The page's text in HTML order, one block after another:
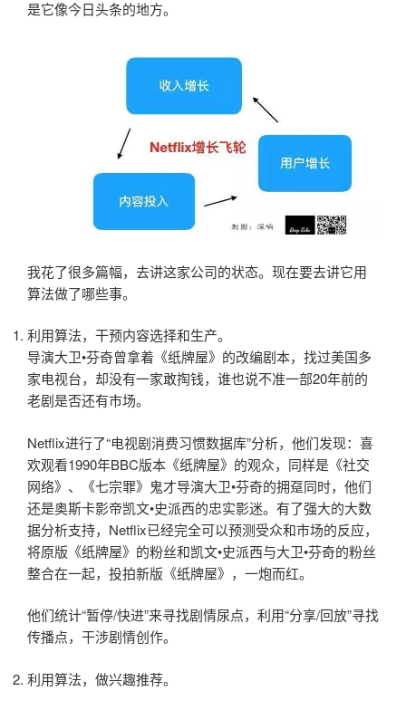
是它像今日头条的地方。
我花了很多篇幅，去讲这家公司的状态。现在要去讲它用
算法做了哪些事。
利用算法，干预内容选择和生产。
导演大卫•芬奇曾拿着《纸牌屋》的改编剧本，找过美国多
家电视台，却没有一家敢掏钱，谁也说不准一部20年前的
老剧是否还有市场。
Netflix进行了“电视剧消费习惯数据库”分析，他们发现：喜
欢观看1990年BBC版本《纸牌屋》的观众，同样是《社交
网络》、《七宗罪》鬼才导演大卫•芬奇的拥趸同时，他们
还是奥斯卡影帝凯文•史派西的忠实影迷。有了强大的大数
据分析支持，Netflix已经完全可以预测受众和市场的反应，
将原版《纸牌屋》的粉丝和凯文•史派西与大卫•芬奇的粉丝
整合在一起，投拍新版《纸牌屋》，一炮而红。
他们统计“暂停/快进”来寻找剧情尿点，利用“分享/回放”寻找
传播点，干涉剧情创作。
利用算法，做兴趣推荐。